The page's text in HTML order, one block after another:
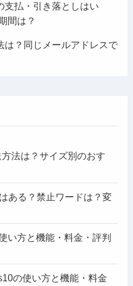
支払・引き落としはい
間は？
は？同じメールアドレスで
法は？サイズ別のおす
ある？禁止ワードは？変
い方と機能・料金・評判
の使い方と機能・料金